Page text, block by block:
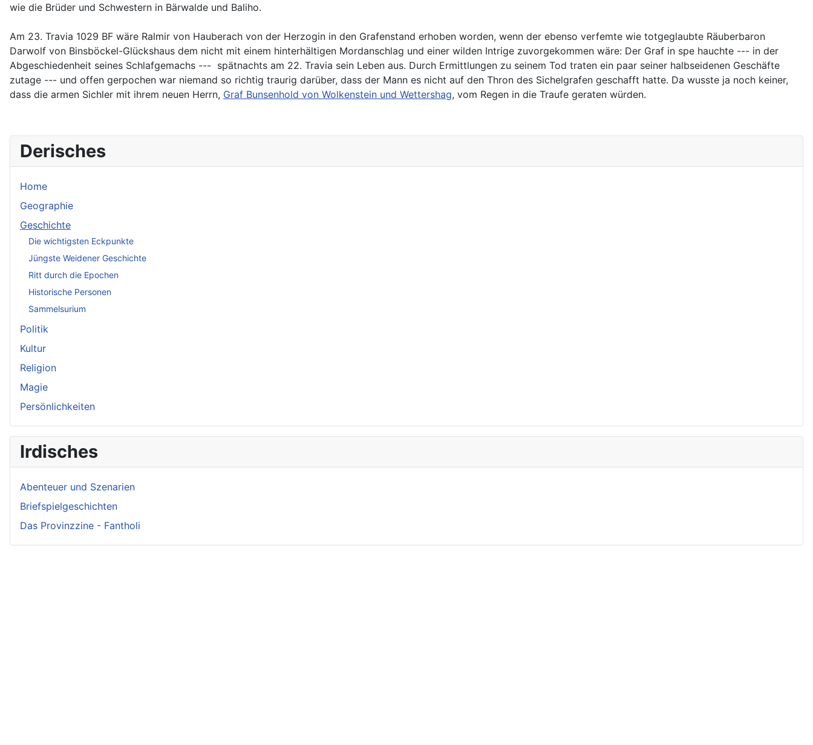
Derisches
Home
Geographie
Geschichte
Die wichtigsten Eckpunkte
Jüngste Weidener Geschichte
Ritt durch die Epochen
Historische Personen
Sammelsurium
Politik
Kultur
Religion
Magie
Persönlichkeiten
Irdisches
Abenteuer und Szenarien
Briefspielgeschichten
Das Provinzzine - Fantholi
wie die Brüder und Schwestern in Bärwalde und Baliho.
Am 23. Travia 1029 BF wäre Ralmir von Hauberach von der Herzogin in den Grafenstand erhoben worden, wenn der ebenso verfemte wie totgeglaubte Räuberbaron
Darwolf von Binsböckel-Glückshaus dem nicht mit einem hinterhältigen Mordanschlag und einer wilden Intrige zuvorgekommen wäre: Der Graf in spe hauchte --- in der
Abgeschiedenheit seines Schlafgemachs --- spätnachts am 22. Travia sein Leben aus. Durch Ermittlungen zu seinem Tod traten ein paar seiner halbseidenen Geschäfte
zutage --- und offen gerpochen war niemand so richtig traurig darüber, dass der Mann es nicht auf den Thron des Sichelgrafen geschafft hatte. Da wusste ja noch keiner,
dass die armen Sichler mit ihrem neuen Herrn, Graf Bunsenhold von Wolkenstein und Wettershag, vom Regen in die Traufe geraten würden.